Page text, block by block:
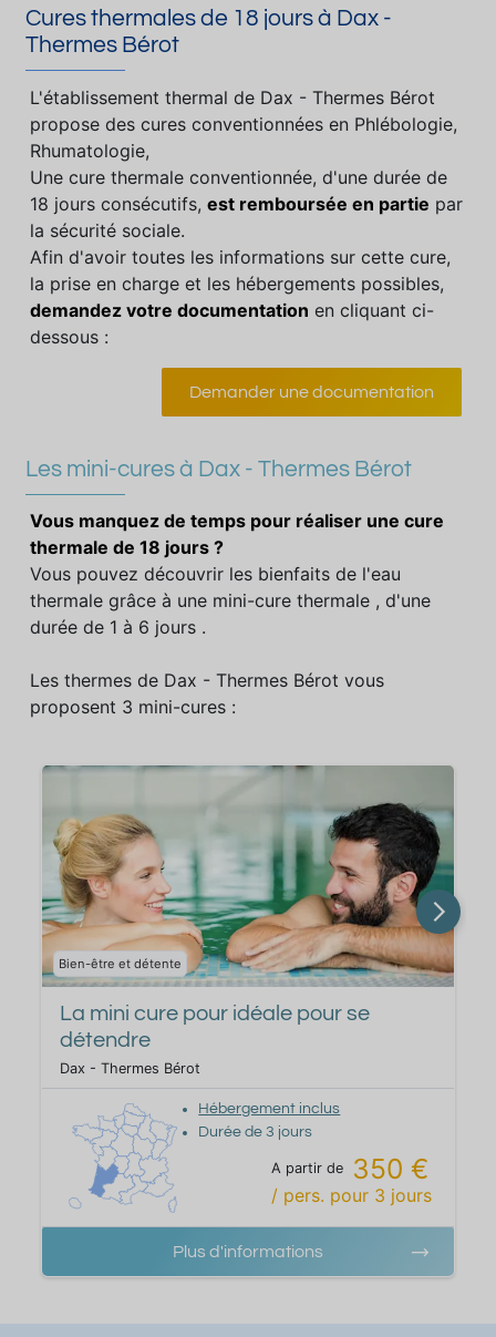
Cures thermales de 18 jours à Dax -
Thermes Bérot
L'établissement thermal de Dax - Thermes Bérot
propose des cures conventionnées en Phlébologie,
Rhumatologie,
Une cure thermale conventionnée, d'une durée de
18 jours consécutifs, est remboursée en partie par
la sécurité sociale.
Afin d'avoir toutes les informations sur cette cure,
la prise en charge et les hébergements possibles,
demandez votre documentation en cliquant ci-
dessous :
Demander une documentation
Les mini-cures à Dax - Thermes Bérot
Vous manquez de temps pour réaliser une cure
thermale de 18 jours ?
Vous pouvez découvrir les bienfaits de l'eau
thermale grâce à une mini-cure thermale , d'une
durée de 1 à 6 jours .
Les thermes de Dax - Thermes Bérot vous
proposent 3 mini-cures :
Bien-être et détente
La mini cure pour idéale pour se
détendre
Dax - Thermes Bérot
Hébergement inclus
Durée de 3 jours
A partir de 350 €
/ pers. pour 3 jours
Plus d'informations